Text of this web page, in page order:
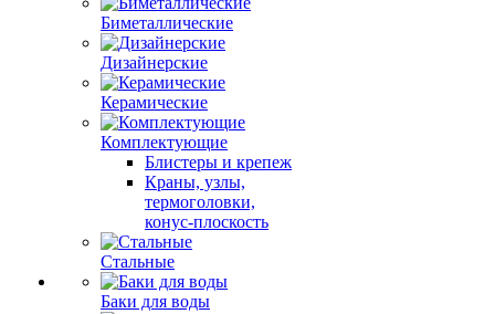
Биметаллические
Дизайнерские
Керамические
Комплектующие
Блистеры и крепеж
Краны, узлы,
термоголовки,
конус-плоскость
Стальные
Баки для воды